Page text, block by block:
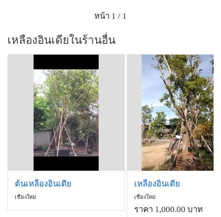
หน้า 1 / 1
เหลืองอินเดียในร้านอื่น
ต้นเหลืองอินเดีย
เชียงใหม่
เหลืองอินเดีย
เชียงใหม่
ราคา 1,000.00 บาท